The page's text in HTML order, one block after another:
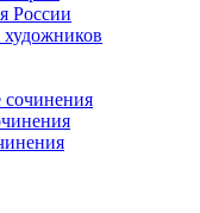
России
художников